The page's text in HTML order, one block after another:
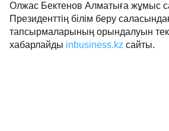
Олжас Бектенов Алматыға жұмыс
Президенттің білім беру
тапсырмаларының орындалуын
хабарлайды inbusiness.kz сайты.